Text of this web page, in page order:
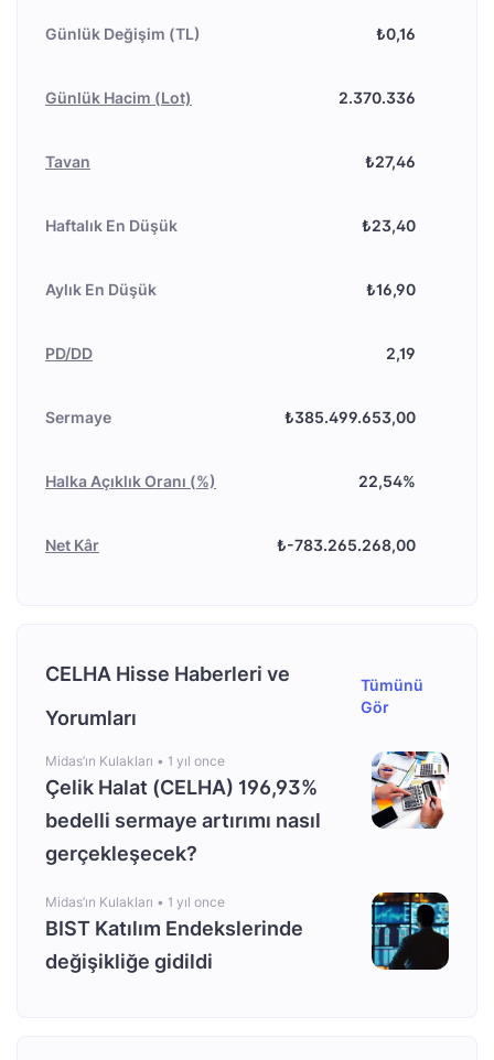
Günlük Değişim (TL) ₺0,16
Günlük Hacim (Lot) 2.370.336
Tavan ₺27,46
Haftalık En Düşük ₺23,40
Aylık En Düşük ₺16,90
PD/DD 2,19
Sermaye ₺385.499.653,00
Halka Açıklık Oranı (%) 22,54%
Net Kâr ₺-783.265.268,00
CELHA Hisse Haberleri ve
Yorumları
Tümünü
Gör
Midas’ın Kulakları • 1 yıl once
Çelik Halat (CELHA) 196,93%
bedelli sermaye artırımı nasıl
gerçekleşecek?
Midas’ın Kulakları • 1 yıl once
BIST Katılım Endekslerinde
değişikliğe gidildi